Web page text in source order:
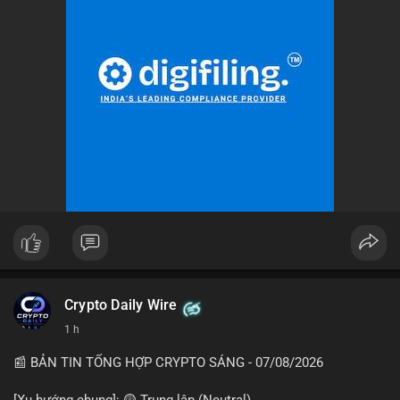
Crypto Daily Wire
1 h
📰 BẢN TIN TỔNG HỢP CRYPTO SÁNG - 07/08/2026